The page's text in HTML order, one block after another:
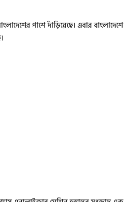
পাশে দাঁড়িয়েছে। এবার বাংলাদেশে